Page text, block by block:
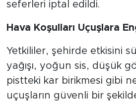
seferleri iptal edildi.
Hava Koşulları Uçuşlara
Yetkililer, şehirde etkisini
yağışı, yoğun sis, düşük
pistteki kar birikmesi gibi
uçuşların güvenli bir